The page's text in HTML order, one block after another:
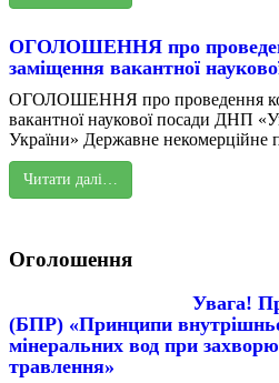
ОГОЛОШЕННЯ про
заміщення вакантної
ОГОЛОШЕННЯ про проведення
вакантної наукової посади ДНП
України» Державне некомерційне
Читати далі…
Оголошення
Увага!
(БПР) «Принципи
мінеральних вод при
травлення»